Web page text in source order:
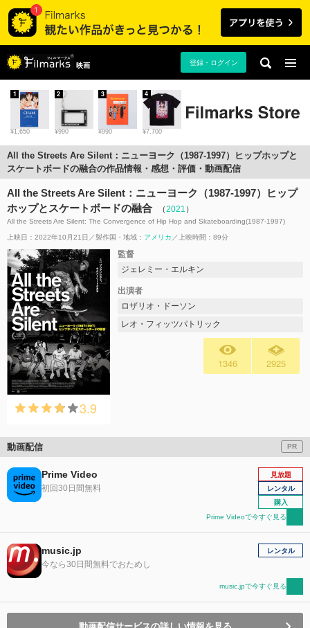
映画 登録・ログイン
¥1,650
1
¥990
2
¥990
3
¥7,700
4
All the Streets Are Silent：ニューヨーク（1987-1997）ヒップホップと
スケートボードの融合の作品情報・感想・評価・動画配信
All the Streets Are Silent：ニューヨーク（1987-1997）ヒップ
ホップとスケートボードの融合
（2021 ）
All the Streets Are Silent: The Convergence of Hip Hop and Skateboarding(1987-1997)
上映日：2022年10月21日 製作国・地域： アメリカ 上映時間：89分
3.9
監督
ジェレミー・エルキン
出演者
ロザリオ・ドーソン
レオ・フィッツパトリック
1346 2925
動画配信 PR
Prime Video
初回30日間無料
見放題
レンタル
購入
Prime Videoで今すぐ見る
music.jp
今なら30日間無料でおためし
レンタル
music.jpで今すぐ見る
動画配信サービスの詳しい情報を見る